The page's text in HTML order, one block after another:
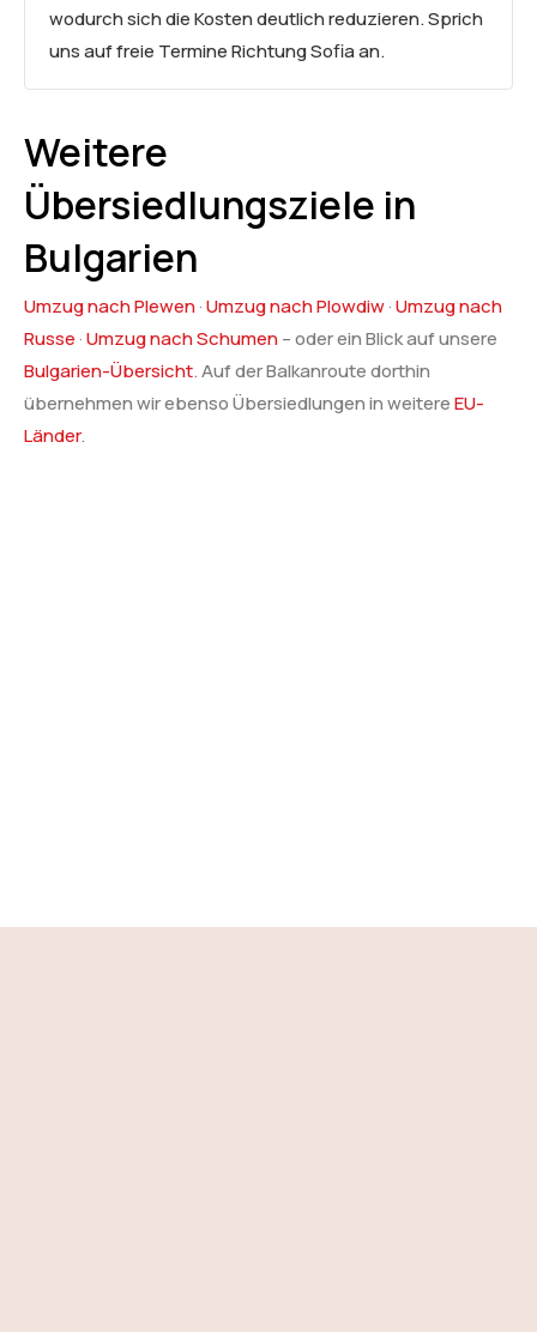
wodurch sich die Kosten deutlich reduzieren. Sprich
uns auf freie Termine Richtung Sofia an.
Weitere
Übersiedlungsziele in
Bulgarien
Umzug nach Plewen·Umzug nach Plowdiw·Umzug nach
Russe ·Umzug nach Schumen– oder ein Blick auf unsere
Bulgarien-Übersicht. Auf der Balkanroute dorthin
übernehmen wir ebenso Übersiedlungen in weitereEU-
Länder.